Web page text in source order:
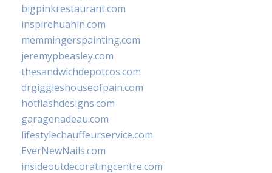
bigpinkrestaurant.com
inspirehuahin.com
memmingerspainting.com
jeremypbeasley.com
thesandwichdepotcos.com
drgiggleshouseofpain.com
hotflashdesigns.com
garagenadeau.com
lifestylechauffeurservice.com
EverNewNails.com
insideoutdecoratingcentre.com